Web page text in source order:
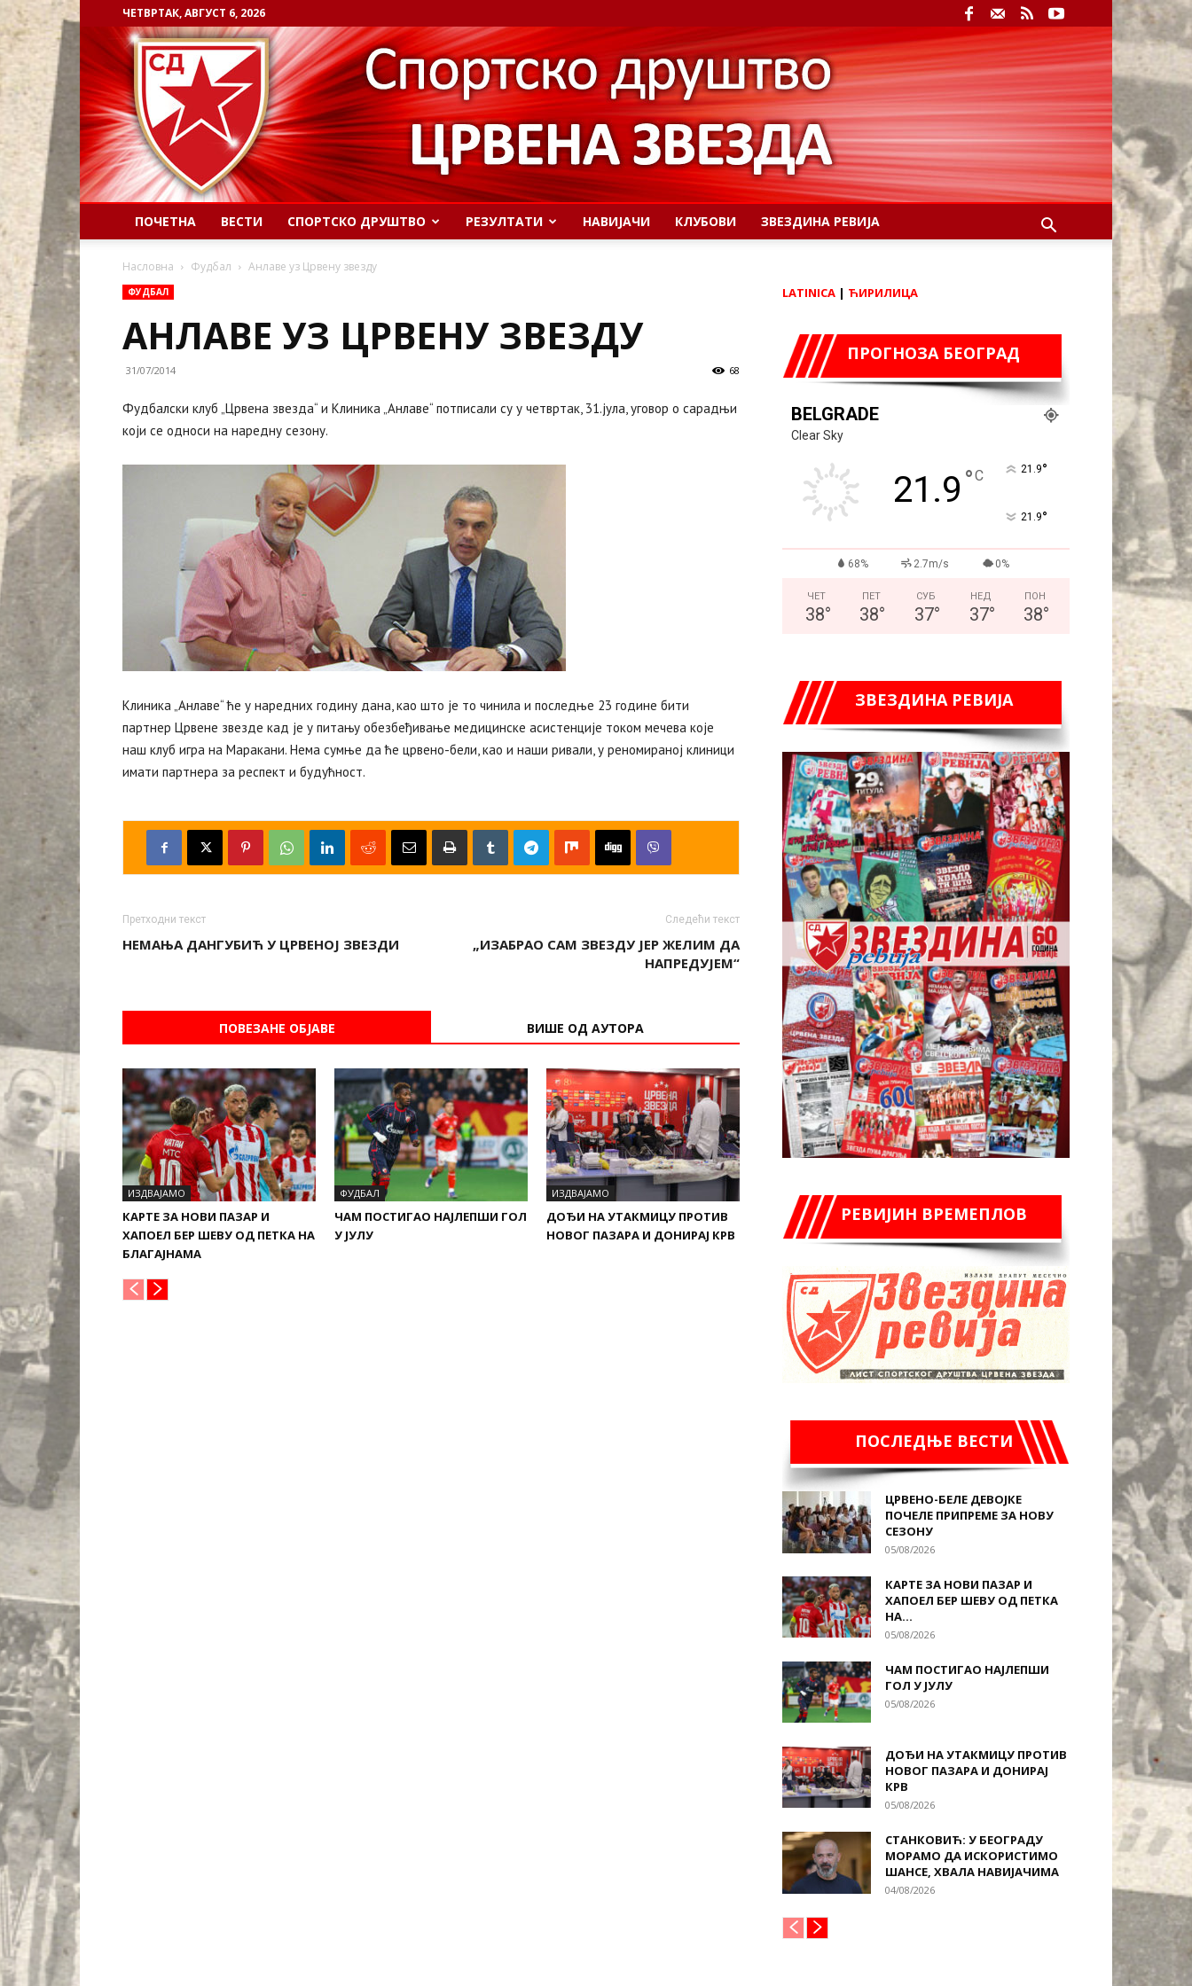
ЧЕТВРТАК, АВГУСТ 6, 2026
ПОЧЕТНА ВЕСТИ СПОРТСКО ДРУШТВО РЕЗУЛТАТИ НАВИЈАЧИ КЛУБОВИ ЗВЕЗДИНА РЕВИЈА
Насловна Фудбал Анлаве уз Црвену звезду
ФУДБАЛ
АНЛАВЕ УЗ ЦРВЕНУ ЗВЕЗДУ
31/07/2014 68
Фудбалски клуб „Црвена звезда“ и Клиника „Анлаве“ потписали су у четвртак, 31.јула, уговор о сарадњи
који се односи на наредну сезону.
Клиника „Анлаве“ ће у наредних годину дана, као што је то чинила и последње 23 године бити
партнер Црвене звезде кад је у питању обезбеђивање медицинске асистенције током мечева које
наш клуб игра на Маракани. Нема сумње да ће црвено-бели, као и наши ривали, у реномираној клиници
имати партнера за респект и будућност.
Претходни текст
НЕМАЊА ДАНГУБИЋ У ЦРВЕНОЈ ЗВЕЗДИ
Следећи текст
„ИЗАБРАО САМ ЗВЕЗДУ ЈЕР ЖЕЛИМ ДА
НАПРЕДУЈЕМ“
ПОВЕЗАНЕ ОБЈАВЕ ВИШЕ ОД АУТОРА
ИЗДВАЈАМО
КАРТЕ ЗА НОВИ ПАЗАР И
ХАПОЕЛ БЕР ШЕВУ ОД ПЕТКА НА
БЛАГАЈНАМА
ФУДБАЛ
ЧАМ ПОСТИГАО НАЈЛЕПШИ ГОЛ
У ЈУЛУ
ИЗДВАЈАМО
ДОЂИ НА УТАКМИЦУ ПРОТИВ
НОВОГ ПАЗАРА И ДОНИРАЈ КРВ
LATINICA | ЋИРИЛИЦА
ПРОГНОЗА БЕОГРАД
BELGRADE
Clear Sky
21.9 °C 21.9°
21.9°
68% 2.7m/s 0%
ЧЕТ
38°
ПЕТ
38°
СУБ
37°
НЕД
37°
ПОН
38°
ЗВЕЗДИНА РЕВИЈА
РЕВИЈИН ВРЕМЕПЛОВ
ПОСЛЕДЊЕ ВЕСТИ
ЦРВЕНО-БЕЛЕ ДЕВОЈКЕ
ПОЧЕЛЕ ПРИПРЕМЕ ЗА НОВУ
СЕЗОНУ
05/08/2026
КАРТЕ ЗА НОВИ ПАЗАР И
ХАПОЕЛ БЕР ШЕВУ ОД ПЕТКА
НА...
05/08/2026
ЧАМ ПОСТИГАО НАЈЛЕПШИ
ГОЛ У ЈУЛУ
05/08/2026
ДОЂИ НА УТАКМИЦУ ПРОТИВ
НОВОГ ПАЗАРА И ДОНИРАЈ
КРВ
05/08/2026
СТАНКОВИЋ: У БЕОГРАДУ
МОРАМО ДА ИСКОРИСТИМО
ШАНСЕ, ХВАЛА НАВИЈАЧИМА
04/08/2026